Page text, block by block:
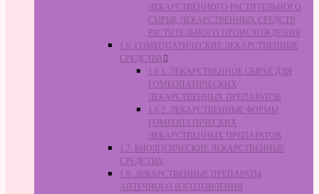
ЛЕКАРСТВЕННОГО РАСТИТЕЛЬНОГО
СЫРЬЯ, ЛЕКАРСТВЕННЫХ СРЕДСТВ
РАСТИТЕЛЬНОГО ПРОИСХОЖДЕНИЯ
1.6. ГОМЕОПАТИЧЕСКИЕ ЛЕКАРСТВЕННЫЕ
СРЕДСТВА
1.6.1. ЛЕКАРСТВЕННОЕ СЫРЬЁ ДЛЯ
ГОМЕОПАТИЧЕСКИХ
ЛЕКАРСТВЕННЫХ ПРЕПАРАТОВ
1.6.2. ЛЕКАРСТВЕННЫЕ ФОРМЫ
ГОМЕОПАТИЧЕСКИХ
ЛЕКАРСТВЕННЫХ ПРЕПАРАТОВ
1.7. БИОЛОГИЧЕСКИЕ ЛЕКАРСТВЕННЫЕ
СРЕДСТВА
1.8. ЛЕКАРСТВЕННЫЕ ПРЕПАРАТЫ
АПТЕЧНОГО ИЗГОТОВЛЕНИЯ